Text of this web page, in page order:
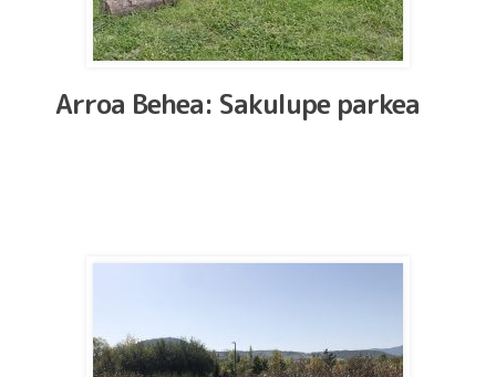
Arroa Behea: Sakulupe parkea